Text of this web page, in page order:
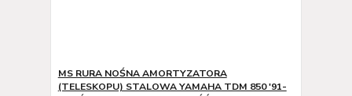
MS RURA NOŚNA AMORTYZATORA
(TELESKOPU) STALOWA YAMAHA TDM 850 '91-